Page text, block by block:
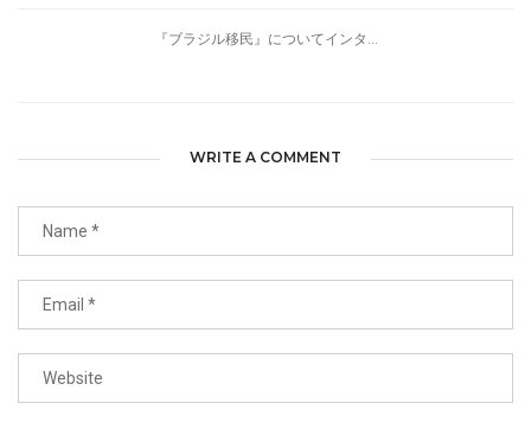
『ブラジル移民』についてインタ...
WRITE A COMMENT